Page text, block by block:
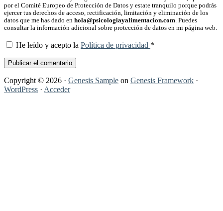
por el Comité Europeo de Protección de Datos y estate tranquilo porque podrás
ejercer tus derechos de acceso, rectificación, limitación y eliminación de los
datos que me has dado en hola@psicologiayalimentacion.com. Puedes
consultar la información adicional sobre protección de datos en mi página web.
He leído y acepto la Política de privacidad *
Copyright © 2026 · Genesis Sample on Genesis Framework ·
WordPress · Acceder